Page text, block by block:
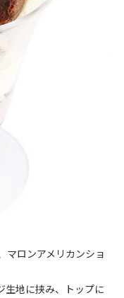
マロンアメリカンショ
生地に挟み、トップに